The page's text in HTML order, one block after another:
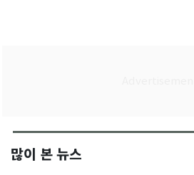
많이 본 뉴스